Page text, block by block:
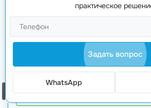
Получить
практическое
Задать вопрос
WhatsApp
Заказать звонок